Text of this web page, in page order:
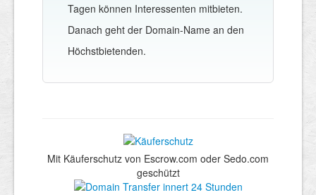
Tagen können Interessenten mitbieten.
Danach geht der Domain-Name an den
Höchstbietenden.
Mit Käuferschutz von Escrow.com oder Sedo.com
geschützt